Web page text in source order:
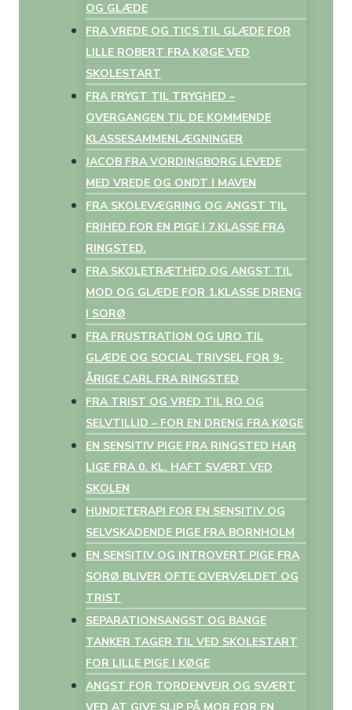
OG GLÆDE
FRA VREDE OG TICS TIL GLÆDE FOR
LILLE ROBERT FRA KØGE VED
SKOLESTART
FRA FRYGT TIL TRYGHED –
OVERGANGEN TIL DE KOMMENDE
KLASSESAMMENLÆGNINGER
JACOB FRA VORDINGBORG LEVEDE
MED VREDE OG ONDT I MAVEN
FRA SKOLEVÆGRING OG ANGST TIL
FRIHED FOR EN PIGE I 7.KLASSE FRA
RINGSTED.
FRA SKOLETRÆTHED OG ANGST TIL
MOD OG GLÆDE FOR 1.KLASSE DRENG
I SORØ
FRA FRUSTRATION OG URO TIL
GLÆDE OG SOCIAL TRIVSEL FOR 9-
ÅRIGE CARL FRA RINGSTED
FRA TRIST OG VRED TIL RO OG
SELVTILLID – FOR EN DRENG FRA KØGE
EN SENSITIV PIGE FRA RINGSTED HAR
LIGE FRA 0. KL. HAFT SVÆRT VED
SKOLEN
HUNDETERAPI FOR EN SENSITIV OG
SELVSKADENDE PIGE FRA BORNHOLM
EN SENSITIV OG INTROVERT PIGE FRA
SORØ BLIVER OFTE OVERVÆLDET OG
TRIST
SEPARATIONSANGST OG BANGE
TANKER TAGER TIL VED SKOLESTART
FOR LILLE PIGE I KØGE
ANGST FOR TORDENVEJR OG SVÆRT